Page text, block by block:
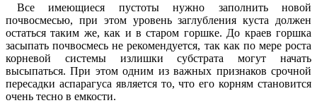
Все имеющиеся пустоты нужно заполнить новой
почвосмесью, при этом уровень заглубления куста должен
остаться таким же, как и в старом горшке. До краев горшка
засыпать почвосмесь не рекомендуется, так как по мере роста
корневой системы излишки субстрата могут начать
высыпаться. При этом одним из важных признаков срочной
пересадки аспарагуса является то, что его корням становится
очень тесно в емкости.